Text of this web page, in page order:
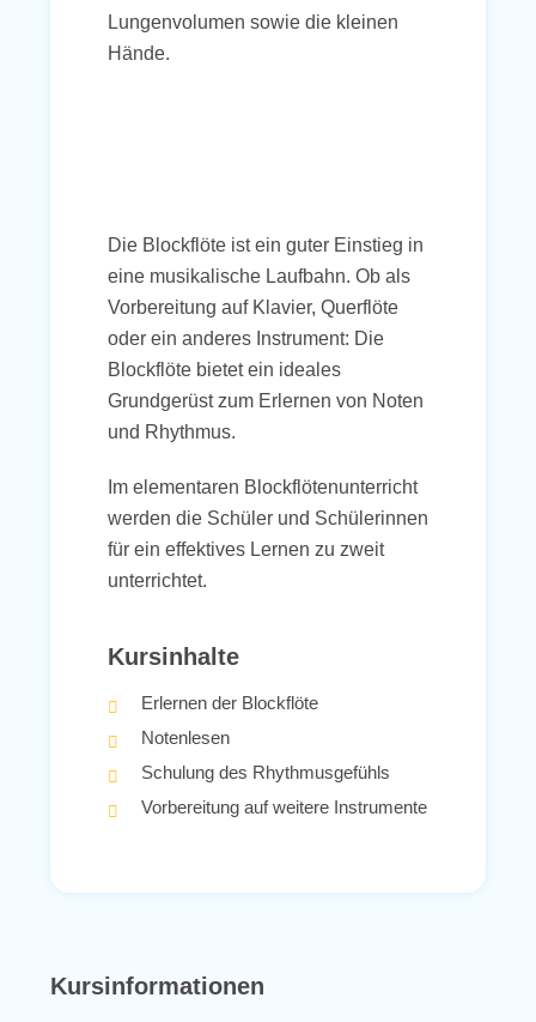
Lungenvolumen sowie die kleinen
Hände.
Die Blockflöte ist ein guter Einstieg in
eine musikalische Laufbahn. Ob als
Vorbereitung auf Klavier, Querflöte
oder ein anderes Instrument: Die
Blockflöte bietet ein ideales
Grundgerüst zum Erlernen von Noten
und Rhythmus.
Im elementaren Blockflötenunterricht
werden die Schüler und Schülerinnen
für ein effektives Lernen zu zweit
unterrichtet.
Kursinhalte
Erlernen der Blockflöte
Notenlesen
Schulung des Rhythmusgefühls
Vorbereitung auf weitere Instrumente
Kursinformationen